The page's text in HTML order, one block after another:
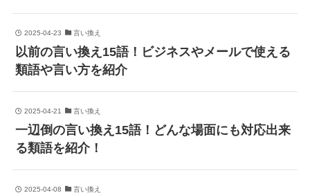
2025-04-23 言い換え
以前の言い換え15語！ビジネスやメールで使える
類語や言い方を紹介
2025-04-21 言い換え
一辺倒の言い換え15語！どんな場面にも対応出来
る類語を紹介！
2025-04-08 言い換え